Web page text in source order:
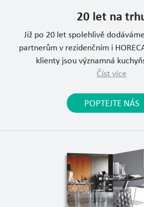
20 let na
Již po 20 let spolehlivě
partnerům v rezidenčním i
klienty jsou významná
Číst více
POPTEJTE NÁS